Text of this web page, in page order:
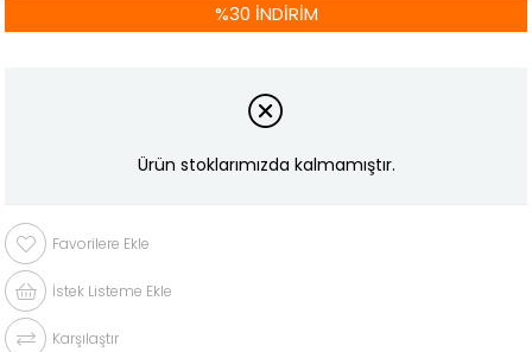
%30 İNDIRIM
Ürün stoklarımızda kalmamıştır.
Favorilere Ekle
İstek Listeme Ekle
Karşılaştır